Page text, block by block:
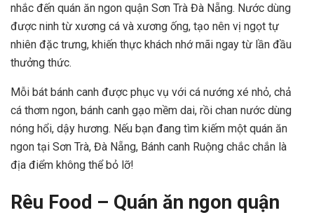
nhắc đến quán ăn ngon quận Sơn Trà Đà Nẵng. Nước dùng
được ninh từ xương cá và xương ống, tạo nên vị ngọt tự
nhiên đặc trưng, khiến thực khách nhớ mãi ngay từ lần đầu
thưởng thức.
Mỗi bát bánh canh được phục vụ với cá nướng xé nhỏ, chả
cá thơm ngon, bánh canh gạo mềm dai, rồi chan nước dùng
nóng hổi, dậy hương. Nếu bạn đang tìm kiếm một quán ăn
ngon tại Sơn Trà, Đà Nẵng, Bánh canh Ruộng chắc chắn là
địa điểm không thể bỏ lỡ!
Rêu Food – Quán ăn ngon quận